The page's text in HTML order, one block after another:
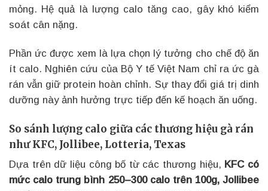
mỏng. Hệ quả là lượng calo tăng cao, gây khó kiểm
soát cân nặng.
Phần ức được xem là lựa chọn lý tưởng cho chế độ ăn
ít calo. Nghiên cứu của Bộ Y tế Việt Nam chỉ ra ức gà
rán vẫn giữ protein hoàn chỉnh. Sự thay đổi giá trị dinh
dưỡng này ảnh hưởng trực tiếp đến kế hoạch ăn uống.
So sánh lượng calo giữa các thương hiệu gà rán
như KFC, Jollibee, Lotteria, Texas
Dựa trên dữ liệu công bố từ các thương hiệu, KFC có
mức calo trung bình 250–300 calo trên 100g, Jollibee